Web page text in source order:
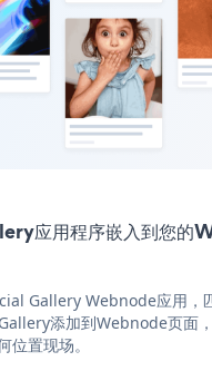
应用程序嵌入到您的
Gallery Webnode应用，
添加到Webnode页面
位置现场。